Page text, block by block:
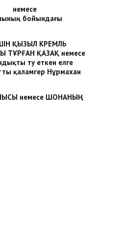
немесе
бойындағы
ҚЫЗЫЛ КРЕМЛЬ
ТҰРҒАН ҚАЗАҚ немесе
ту еткен елге
қаламгер Нұрмахан
немесе ШОНАНЫҢ